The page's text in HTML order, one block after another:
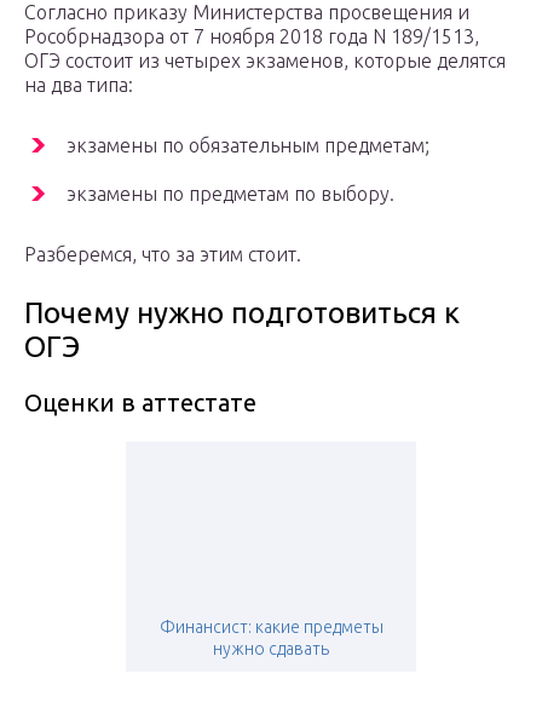
Согласно приказу Министерства просвещения и
Рособрнадзора от 7 ноября 2018 года N 189/1513,
ОГЭ состоит из четырех экзаменов, которые делятся
на два типа:
экзамены по обязательным предметам;
экзамены по предметам по выбору.
Разберемся, что за этим стоит.
Почему нужно подготовиться к
ОГЭ
Оценки в аттестате
Финансист: какие предметы
нужно сдавать